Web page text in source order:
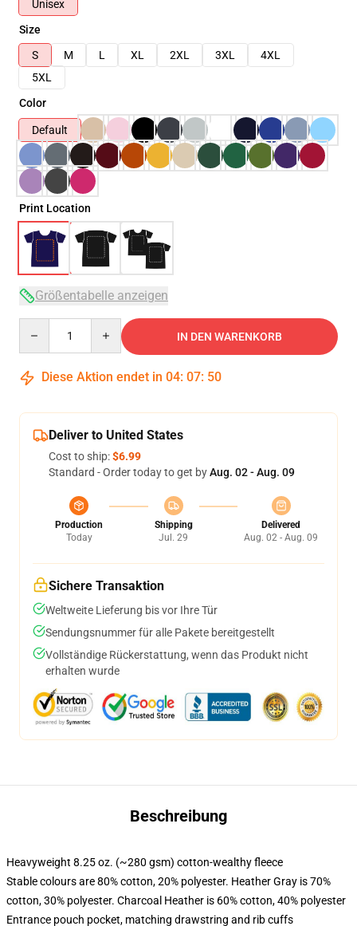
Unisex
Size
S
M L XL 2XL 3XL
4XL
5XL
Color
Default
Print Location
Größentabelle anzeigen
IN DEN WARENKORB
Diese Aktion endet in 04: 07: 49
Deliver to United States
Cost to ship:$6.99
Standard - Order today to get byAug. 02 - Aug. 09
Production
Today
Shipping
Jul. 29
Delivered
Aug. 02 - Aug. 09
Sichere Transaktion
Weltweite Lieferung bis vor Ihre Tür
Sendungsnummer für alle Pakete bereitgestellt
Vollständige Rückerstattung, wenn das Produkt nicht
erhalten wurde
Beschreibung
Heavyweight 8.25 oz. (~280 gsm) cotton-wealthy fleece
Stable colours are 80% cotton, 20% polyester. Heather Gray is 70%
cotton, 30% polyester. Charcoal Heather is 60% cotton, 40% polyester
Entrance pouch pocket, matching drawstring and rib cuffs